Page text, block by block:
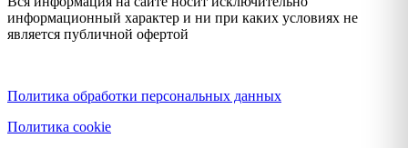
информационный характер и ни при каких условиях не
является публичной офертой
Политика обработки персональных данных
Политика cookie